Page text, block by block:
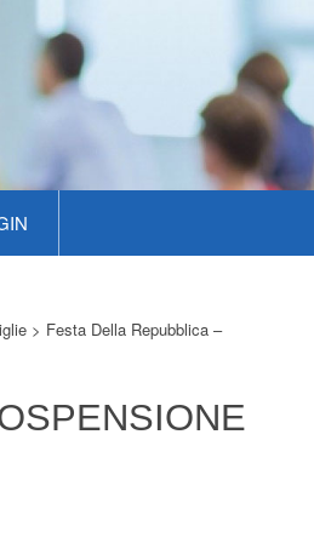
> Festa Della Repubblica –